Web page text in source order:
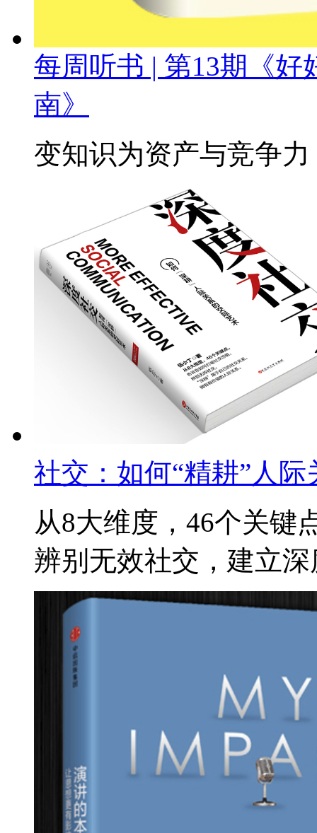
每周听书 | 第13期《
南》
变知识为资产与竞争力
社交：如何“精耕”人
从8大维度，46个关键
辨别无效社交，建立